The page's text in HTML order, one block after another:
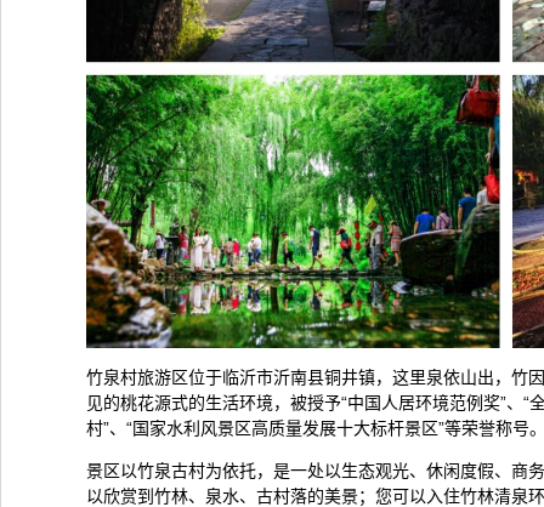
竹泉村旅游区位于临沂市沂南县铜井镇，这里泉依山出，竹
见的桃花源式的生活环境，被授予“中国人居环境范例奖”、“
村”、“国家水利风景区高质量发展十大标杆景区”等荣誉称号
景区以竹泉古村为依托，是一处以生态观光、休闲度假、商
以欣赏到竹林、泉水、古村落的美景；您可以入住竹林清泉